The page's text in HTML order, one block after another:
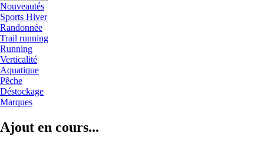
Nouveautés
Sports Hiver
Randonnée
Trail running
Running
Verticalité
Aquatique
Pêche
Déstockage
Marques
Ajout en cours...